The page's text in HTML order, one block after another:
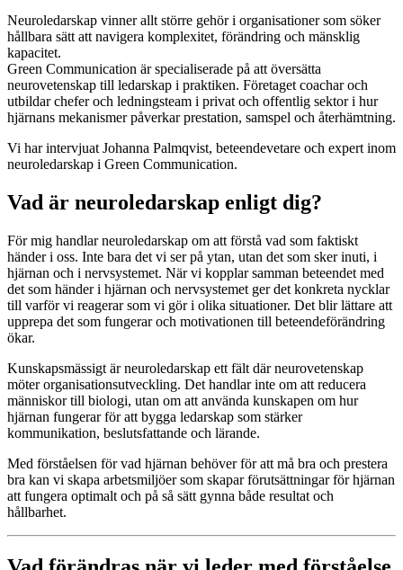
Neuroledarskap vinner allt större gehör i organisationer som söker
hållbara sätt att navigera komplexitet, förändring och mänsklig
kapacitet.
Green Communication är specialiserade på att översätta
neurovetenskap till ledarskap i praktiken. Företaget coachar och
utbildar chefer och ledningsteam i privat och offentlig sektor i hur
hjärnans mekanismer påverkar prestation, samspel och återhämtning.
Vi har intervjuat Johanna Palmqvist, beteendevetare och expert inom
neuroledarskap i Green Communication.
Vad är neuroledarskap enligt dig?
För mig handlar neuroledarskap om att förstå vad som faktiskt
händer i oss. Inte bara det vi ser på ytan, utan det som sker inuti, i
hjärnan och i nervsystemet. När vi kopplar samman beteendet med
det som händer i hjärnan och nervsystemet ger det konkreta nycklar
till varför vi reagerar som vi gör i olika situationer. Det blir lättare att
upprepa det som fungerar och motivationen till beteendeförändring
ökar.
Kunskapsmässigt är neuroledarskap ett fält där neurovetenskap
möter organisationsutveckling. Det handlar inte om att reducera
människor till biologi, utan om att använda kunskapen om hur
hjärnan fungerar för att bygga ledarskap som stärker
kommunikation, beslutsfattande och lärande.
Med förståelsen för vad hjärnan behöver för att må bra och prestera
bra kan vi skapa arbetsmiljöer som skapar förutsättningar för hjärnan
att fungera optimalt och på så sätt gynna både resultat och
hållbarhet.